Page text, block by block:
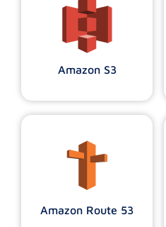
Amazon S3
Amazon Route 53